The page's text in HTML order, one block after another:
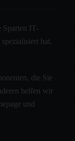
Sparten IT-
hat.
die Sie
helfen wir
und